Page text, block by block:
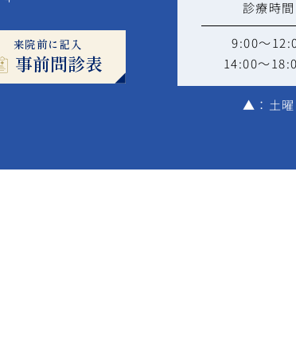
来院前に記入
事前問診表
診療時間
9:00～
14:00～
▲ ：土